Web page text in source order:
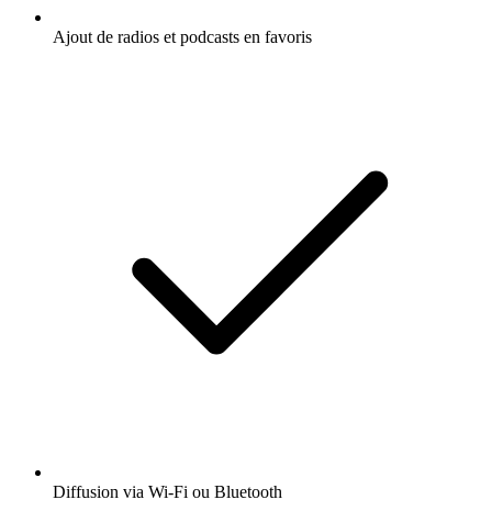
Ajout de radios et podcasts en favoris
Diffusion via Wi-Fi ou Bluetooth